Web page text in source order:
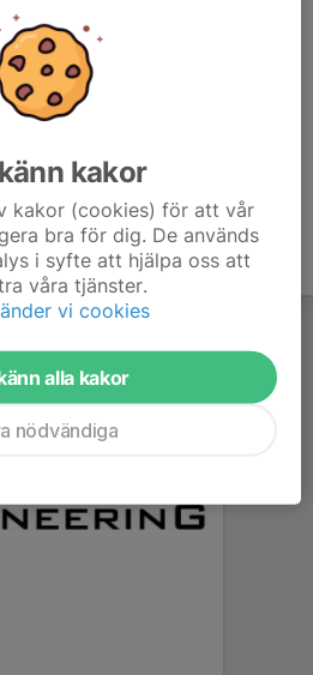
rörlighet och koordination.
kakor
kakor (cookies) för att vår
bra för dig. De används
i syfte att hjälpa oss att
våra tjänster.
vi cookies
alla kakor
nödvändiga